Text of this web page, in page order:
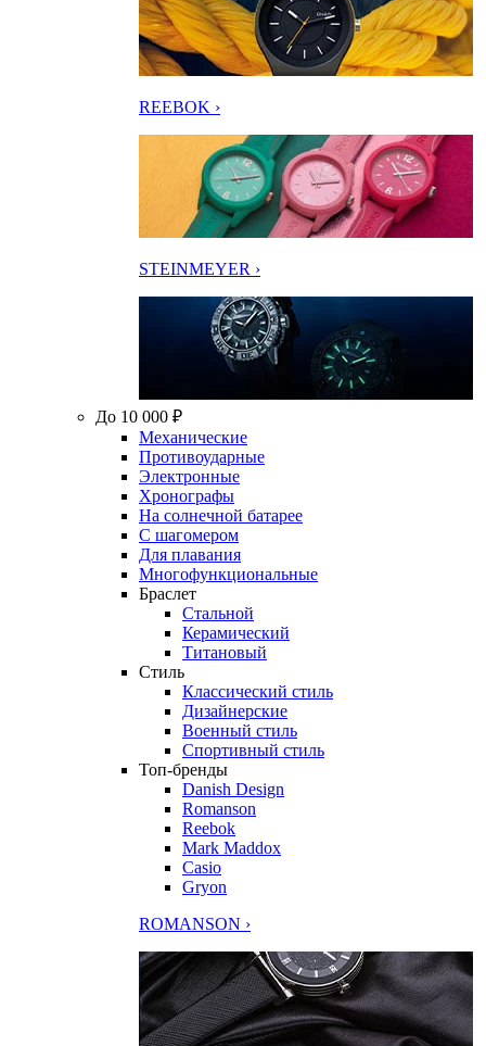
REEBOK ›
STEINMEYER ›
До 10 000 ₽
Механические
Противоударные
Электронные
Хронографы
На солнечной батарее
С шагомером
Для плавания
Многофункциональные
Браслет
Стальной
Керамический
Титановый
Стиль
Классический стиль
Дизайнерские
Военный стиль
Спортивный стиль
Топ-бренды
Danish Design
Romanson
Reebok
Mark Maddox
Casio
Gryon
ROMANSON ›